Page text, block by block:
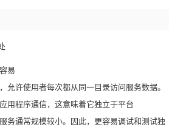
易
允许使用者每次都从同一目录访问服务数据。
用程序通信，这意味着它独立于平台
务通常规模较小。因此，更容易调试和测试独